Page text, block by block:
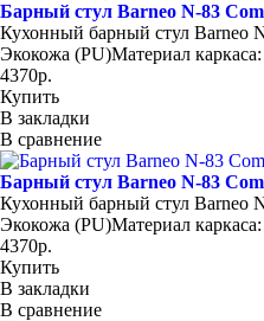
Барный стул Barneo N-83
Кухонный барный стул Barneo
Экокожа (PU)Материал
4370р.
Купить
В закладки
В сравнение
Барный стул Barneo N-83
Кухонный барный стул Barneo
Экокожа (PU)Материал
4370р.
Купить
В закладки
В сравнение